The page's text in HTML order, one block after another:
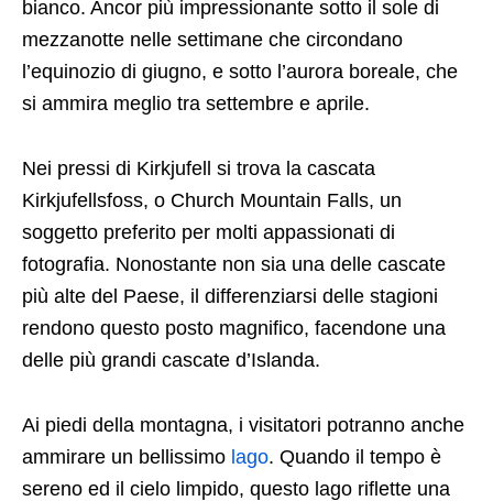
bianco. Ancor più impressionante sotto il sole di
mezzanotte nelle settimane che circondano
l’equinozio di giugno, e sotto l’aurora boreale, che
si ammira meglio tra settembre e aprile.
Nei pressi di Kirkjufell si trova la cascata
Kirkjufellsfoss, o Church Mountain Falls, un
soggetto preferito per molti appassionati di
fotografia. Nonostante non sia una delle cascate
più alte del Paese, il differenziarsi delle stagioni
rendono questo posto magnifico, facendone una
delle più grandi cascate d’Islanda.
Ai piedi della montagna, i visitatori potranno anche
ammirare un bellissimo lago. Quando il tempo è
sereno ed il cielo limpido, questo lago riflette una